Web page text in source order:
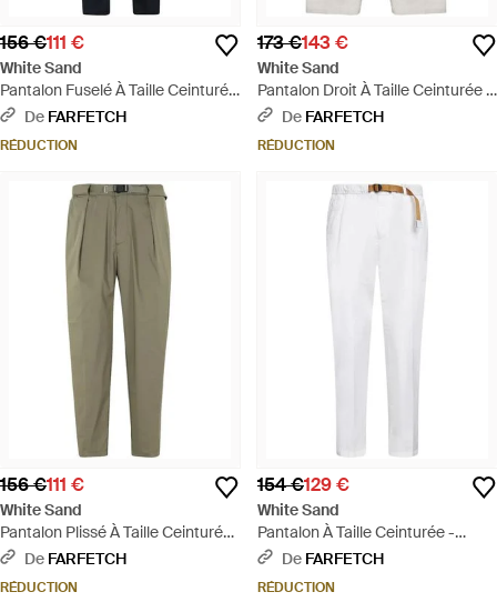
156 €111 €
White Sand
Pantalon Fuselé À Taille Ceinturée
- Bleu
De FARFETCH
RÉDUCTION
173 €143 €
White Sand
Pantalon Droit À Taille Ceinturée -
Blanc
De FARFETCH
RÉDUCTION
156 €111 €
White Sand
Pantalon Plissé À Taille Ceinturée
- Vert
De FARFETCH
RÉDUCTION
154 €129 €
White Sand
Pantalon À Taille Ceinturée -
Blanc
De FARFETCH
RÉDUCTION